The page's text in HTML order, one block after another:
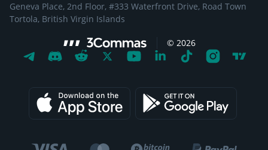
Geneva Place, 2nd Floor, #333 Waterfront Drive, Road Town
Tortola, British Virgin Islands
© 2026